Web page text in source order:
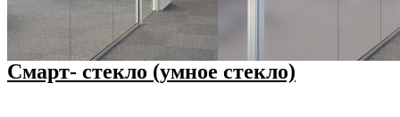
Смарт- стекло (умное стекло)